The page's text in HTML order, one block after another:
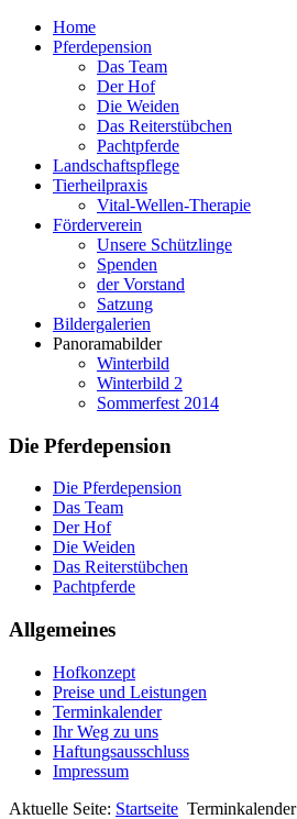
Home
Pferdepension
Das Team
Der Hof
Die Weiden
Das Reiterstübchen
Pachtpferde
Landschaftspflege
Tierheilpraxis
Vital-Wellen-Therapie
Förderverein
Unsere Schützlinge
Spenden
der Vorstand
Satzung
Bildergalerien
Panoramabilder
Winterbild
Winterbild 2
Sommerfest 2014
Die Pferdepension
Die Pferdepension
Das Team
Der Hof
Die Weiden
Das Reiterstübchen
Pachtpferde
Allgemeines
Hofkonzept
Preise und Leistungen
Terminkalender
Ihr Weg zu uns
Haftungsausschluss
Impressum
Aktuelle Seite: Startseite Terminkalender